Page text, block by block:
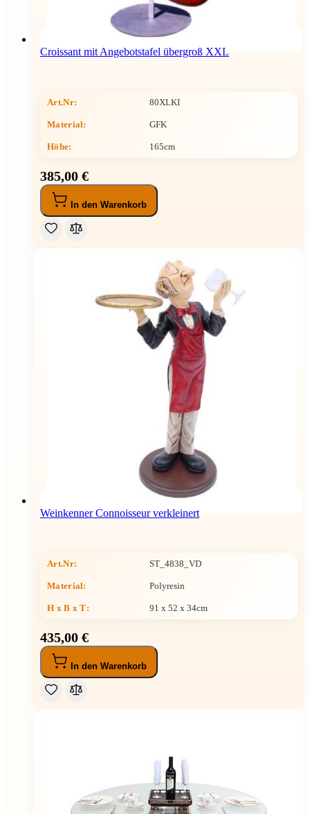
Croissant mit Angebotstafel übergroß XXL
Art.Nr: 80XLKI
Material: GFK
Höhe: 165cm
385,00 €
In den Warenkorb
Weinkenner Connoisseur verkleinert
Art.Nr: ST_4838_VD
Material: Polyresin
H x B x T: 91 x 52 x 34cm
435,00 €
In den Warenkorb